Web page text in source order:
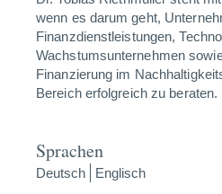
wenn es darum geht,
Finanzdienstleistungen,
Wachstumsunternehmen
Finanzierung im
Bereich erfolgreich zu beraten.
Sprachen
Deutsch Englisch